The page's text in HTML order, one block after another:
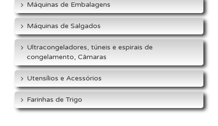
Máquinas de Embalagens
Máquinas de Salgados
Ultracongeladores, túneis e espirais de
congelamento, Câmaras
Utensílios e Acessórios
Farinhas de Trigo